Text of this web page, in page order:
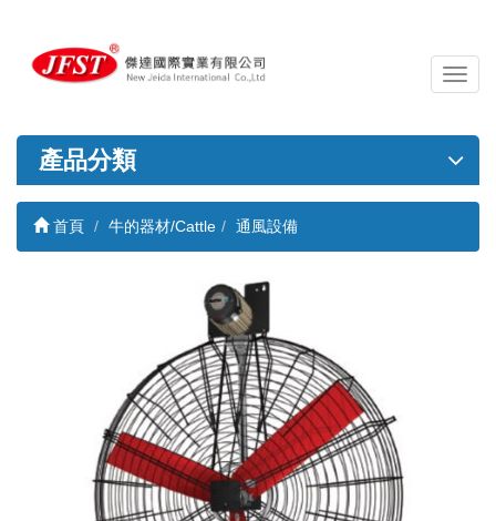
導
覽
關
產品分類
首頁 牛的器材/Cattle 通風設備